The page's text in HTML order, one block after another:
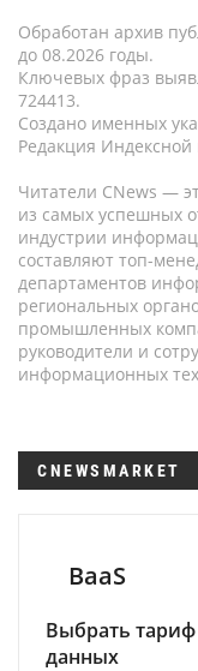
Обработан архив
до 08.2026 годы.
Ключевых фраз
724413.
Создано именных
Редакция Индексной
Читатели CNews —
из самых успешных
индустрии
составляют топ-
департаментов
региональных
промышленных
руководители и
информационных
CNEWSMARKET
BaaS
Выбрать
данных